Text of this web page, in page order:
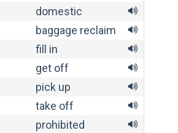
domestic
baggage reclaim
fill in
get off
pick up
take off
prohibited